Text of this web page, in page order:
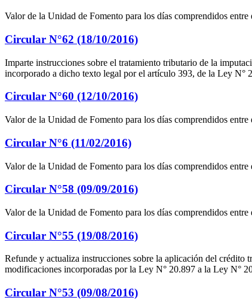
Valor de la Unidad de Fomento para los días comprendidos
Circular N°62 (18/10/2016)
Imparte instrucciones sobre el tratamiento tributario de la
incorporado a dicho texto legal por el artículo 393, de la Ley
Circular N°60 (12/10/2016)
Valor de la Unidad de Fomento para los días comprendidos
Circular N°6 (11/02/2016)
Valor de la Unidad de Fomento para los días comprendidos
Circular N°58 (09/09/2016)
Valor de la Unidad de Fomento para los días comprendidos
Circular N°55 (19/08/2016)
Refunde y actualiza instrucciones sobre la aplicación del crédito
modificaciones incorporadas por la Ley N° 20.897 a la Ley N°
Circular N°53 (09/08/2016)